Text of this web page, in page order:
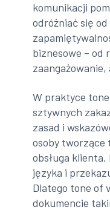
komunikacji
odróżniać się
biznesowe – od
zaangażowanie,
W praktyce
sztywnych
zasad i
osoby tworzące
obsługa klienta,
języka i
Dlatego tone of
dokumencie